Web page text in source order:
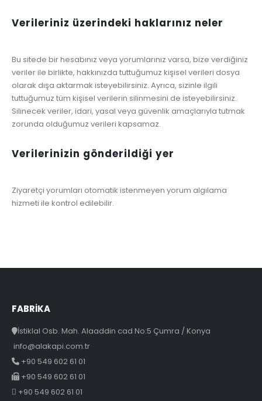
Verileriniz üzerindeki haklarınız neler
Bu sitede bir hesabınız veya yorumlarınız varsa, bize verdiğiniz
veriler ile birlikte, hakkınızda tuttuğumuz kişisel verileri dosya
olarak dışa aktarmak isteyebilirsiniz. Ayrıca, sizinle ilgili
tuttuğumuz tüm kişisel verilerin silinmesini de isteyebilirsiniz.
Silinecek veriler, idari, yasal veya güvenlik amaçlarıyla tutmak
zorunda olduğumuz verileri kapsamaz.
Verilerinizin gönderildiği yer
Ziyaretçi yorumları otomatik istenmeyen yorum algılama
hizmeti ile kontrol edilebilir.
FABRİKA
İstiklal Osb. Mah. Alaaddin cad No:5 Çumra / Konya
info@alakapi.com.tr
+90 549 602 61 01
+90 549 602 61 01
+90 549 602 61 01